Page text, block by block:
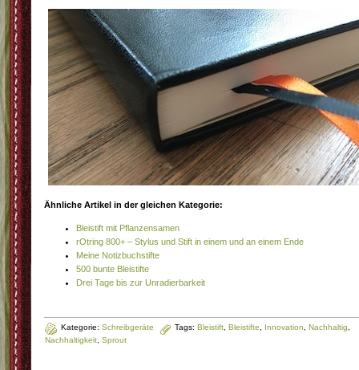
Ähnliche Artikel in der gleichen Kategorie:
Bleistift mit Pflanzensamen
rOtring 800+ – Stylus und Stift in einem und an einem Ende
Meine Notizbuchstifte
500 bunte Bleistifte
Drei Tage bis zur Unradierbarkeit
Kategorie: Schreibgeräte Tags: Bleistift Bleistifte Innovation Nachhaltig
Nachhaltigkeit Sprout